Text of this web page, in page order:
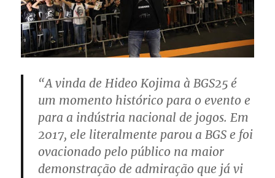
“A vinda de Hideo Kojima à BGS25 é
um momento histórico para o evento e
para a indústria nacional de jogos. Em
2017, ele literalmente parou a BGS e foi
ovacionado pelo público na maior
demonstração de admiração que já vi